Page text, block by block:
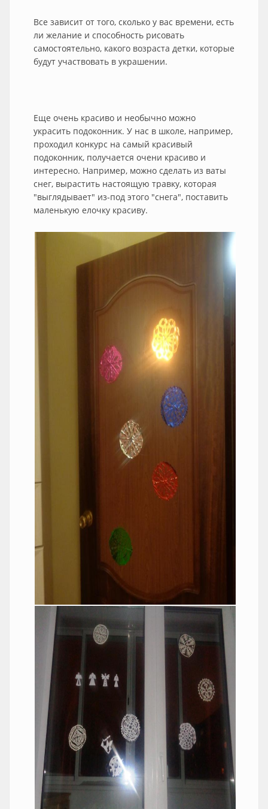
Все зависит от того, сколько у вас времени, есть
ли желание и способность рисовать
самостоятельно, какого возраста детки, которые
будут участвовать в украшении.
Еще очень красиво и необычно можно
украсить подоконник. У нас в школе, например,
проходил конкурс на самый красивый
подоконник, получается очени красиво и
интересно. Например, можно сделать из ваты
снег, вырастить настоящую травку, которая
"выглядывает" из-под этого "снега", поставить
маленькую елочку красиву.